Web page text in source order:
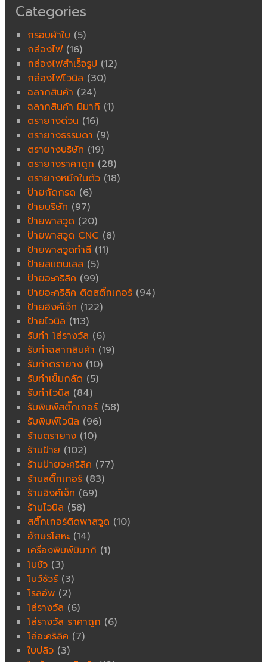
Categories
กรอบผ้าใบ (5)
กล่องไฟ(16)
กล่องไฟสำเร็จรูป (12)
กล่องไฟไวนิล (30)
ฉลากสินค้า (24)
ฉลากสินค้า มิมากิ (1)
ตรายางด่วน (16)
ตรายางธรรมดา (9)
ตรายางบริษัท (19)
ตรายางราคาถูก (28)
ตรายางหมึกในตัว (18)
ป้ายกัดกรด (6)
ป้ายบริษัท (97)
ป้ายพาสวูด (20)
ป้ายพาสวูด CNC (8)
ป้ายพาสวูดทำสี (11)
ป้ายสแตนเลส (5)
ป้ายอะคริลิค (99)
ป้ายอะคริลิค ติดสติ๊กเกอร์ (94)
ป้ายอิงค์เจ็ท (122)
ป้ายไวนิล (113)
รับทำ โล่รางวัล (6)
รับทำฉลากสินค้า (19)
รับทำตรายาง (10)
รับทำเข็มกลัด (5)
รับทำไวนิล (84)
รับพิมพ์สติ๊กเกอร์ (58)
รับพิมพ์ไวนิล (96)
ร้านตรายาง (10)
ร้านป้าย (102)
ร้านป้ายอะคริลิค (77)
ร้านสติ๊กเกอร์ (83)
ร้านอิงค์เจ็ท (69)
ร้านไวนิล (58)
สติ๊กเกอร์ติดพาสวูด (10)
อักษรโลหะ (14)
เครื่องพิมพ์มิมากิ (1)
โบชัว (3)
โบว์ชัวร์ (3)
โรลอัพ (2)
โล่รางวัล (6)
โล่รางวัล ราคาถูก (6)
โล่อะคริลิค (7)
ใบปลิว (3)